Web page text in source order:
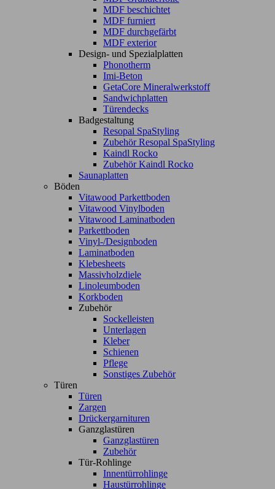
MDF beschichtet
MDF furniert
MDF durchgefärbt
MDF exterior
Design- und Spezialplatten
Phonotherm
Imi-Beton
GetaCore Mineralwerkstoff
Sandwichplatten
Türendecks
Badgestaltung
Resopal SpaStyling
Zubehör Resopal SpaStyling
Kaindl Rocko
Zubehör Kaindl Rocko
Saunaplatten
Böden
Vitawood Parkettboden
Vitawood Vinylboden
Vitawood Laminatboden
Parkettboden
Vinyl-/Designboden
Laminatboden
Klebesheets
Massivholzdiele
Linoleumboden
Korkboden
Zubehör
Sockelleisten
Unterlagen
Kleber
Schienen
Pflege
Sonstiges Zubehör
Türen
Türen
Zargen
Drückergarnituren
Ganzglastüren
Ganzglastüren
Zubehör
Tür-Rohlinge
Innentürrohlinge
Haustürrohlinge